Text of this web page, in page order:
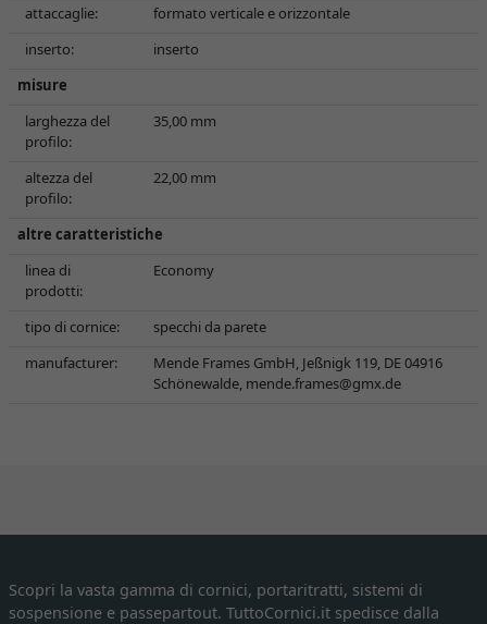
attaccaglie:
formato verticale e orizzontale
inserto:
inserto
misure
larghezza del
profilo:
35,00 mm
altezza del
profilo:
22,00 mm
altre caratteristiche
linea di
prodotti:
Economy
tipo di cornice:
specchi da parete
manufacturer:
Mende Frames GmbH, Jeßnigk 119, DE 04916
Schönewalde, mende.frames@gmx.de
Scopri la vasta gamma di cornici, portaritratti, sistemi di
sospensione e passepartout. TuttoCornici.it spedisce dalla